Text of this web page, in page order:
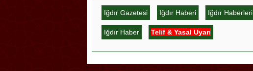
Iğdır Gazetesi Iğdır Haberi Iğdır Haberleri
Iğdır Haber Telif & Yasal Uyarı